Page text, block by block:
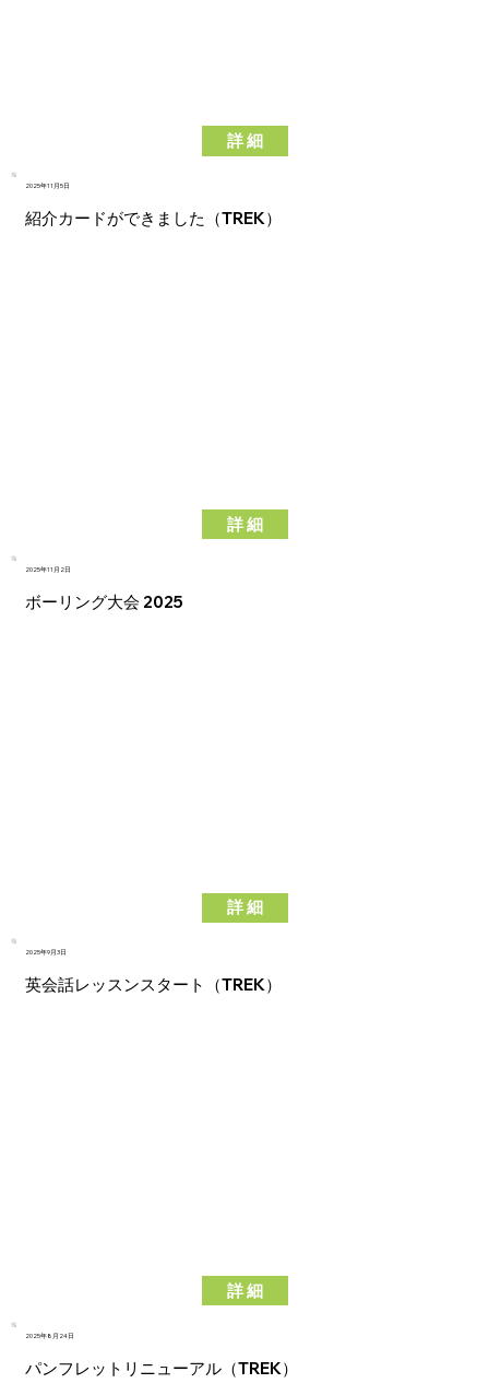
詳 細
2025年11月5日
紹介カードができました（TREK）
詳 細
2025年11月2日
ボーリング大会 2025
詳 細
2025年9月3日
英会話レッスンスタート（TREK）
詳 細
2025年8月24日
パンフレットリニューアル（TREK）